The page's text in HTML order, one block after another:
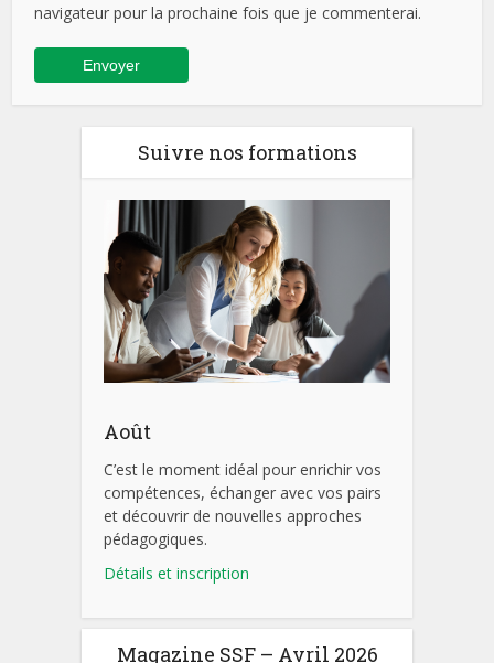
navigateur pour la prochaine fois que je commenterai.
Suivre nos formations
Août
C’est le moment idéal pour enrichir vos
compétences, échanger avec vos pairs
et découvrir de nouvelles approches
pédagogiques.
Détails et inscription
Magazine SSF – Avril 2026